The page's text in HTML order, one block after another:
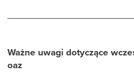
Ważne uwagi dotyczące
oaz